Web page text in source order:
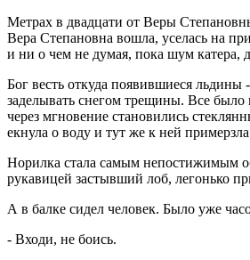
Метрах в двадцати от Веры
Вера Степановна вошла, уселась на
и ни о чем не думая, пока шум катера,
Бог весть откуда появившиеся
заделывать снегом трещины. Все было
через мгновение становились
екнула о воду и тут же к ней
Норилка стала самым непостижимым
рукавицей застывший лоб, легонько
А в балке сидел человек. Было уже
- Входи, не боись.